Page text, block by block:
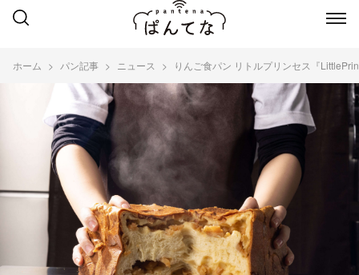
ホーム パン記事 ニュース りんご食パン リトルプリンセス『